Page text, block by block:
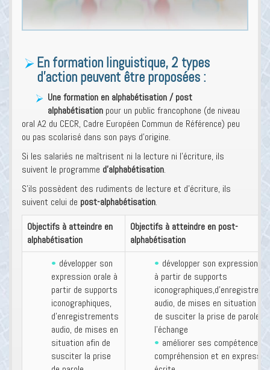
En formation linguistique, 2 types
d’action peuvent être proposées :
Une formation en alphabétisation / post
alphabétisation pour un public francophone (de niveau
oral A2 du CECR, Cadre Européen Commun de Référence) peu
ou pas scolarisé dans son pays d’origine.
Si les salariés ne maîtrisent ni la lecture ni l’écriture, ils
suivent le programme d’alphabétisation.
S’ils possèdent des rudiments de lecture et d’écriture, ils
suivent celui de post-alphabétisation.
Objectifs à atteindre en
alphabétisation
Objectifs à atteindre en post-
alphabétisation
développer son
expression orale à
partir de supports
iconographiques,
d’enregistrements
audio, de mises en
situation afin de
susciter la prise
développer son expression
à partir de supports
audio, de mises en situation
de susciter la prise de parole,
l’échange
améliorer ses compétences
compréhension et en